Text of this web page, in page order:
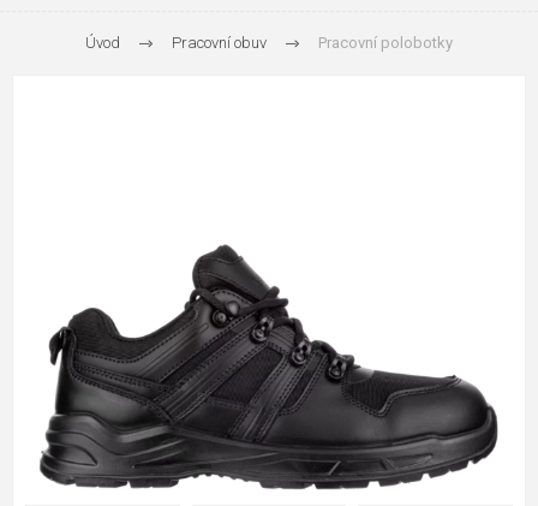
Úvod Pracovní obuv Pracovní polobotky